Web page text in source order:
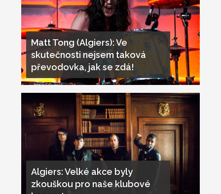
Matt Tong (Algiers): Ve
skutečnosti nejsem taková
převodovka, jak se zdá!
Algiers: Velké akce byly
zkouškou pro naše klubové